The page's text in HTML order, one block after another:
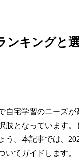
ンキングと
自宅学習のニーズが
肢となっています。
。本記事では、
てガイドします。